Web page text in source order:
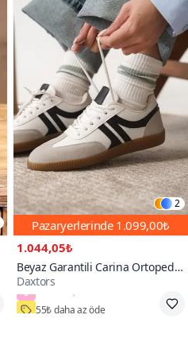
2
Pazaryerlerinde 1.099,00₺
1.044,05₺
Beyaz Garantili Carina Ortopedik
Sneaker Spor Ayakkabı
Daxtors
7000+
55₺ daha az öde